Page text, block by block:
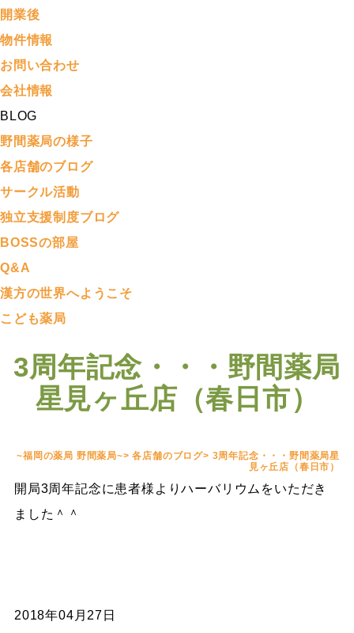
開業後
物件情報
お問い合わせ
会社情報
BLOG
野間薬局の様子
各店舗のブログ
サークル活動
独立支援制度ブログ
BOSSの部屋
Q&A
漢方の世界へようこそ
こども薬局
3周年記念・・・野間薬局
星見ヶ丘店（春日市）
~福岡の薬局 野間薬局~>各店舗のブログ> 3周年記念・・・野間薬局星
見ヶ丘店（春日市）
開局3周年記念に患者様よりハーバリウムをいただき
ました＾＾
2018年04月27日